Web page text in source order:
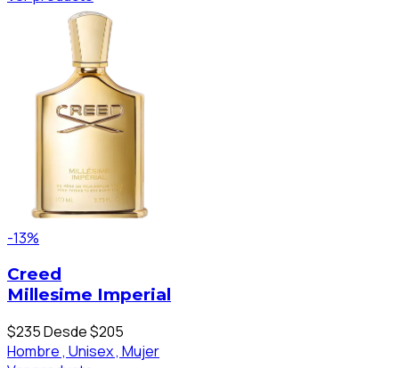
-13%
Creed
Millesime Imperial
$235Desde $205
Hombre , Unisex , Mujer